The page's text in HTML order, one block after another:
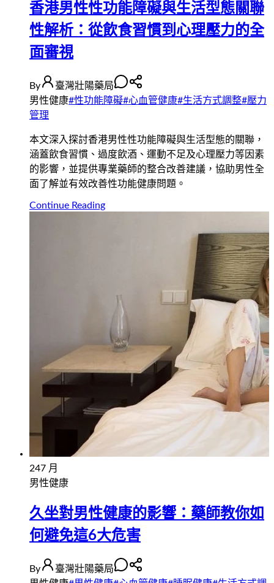
香港男性性功能障礙與生活型態關聯
性解析：從飲食習慣到心理壓力的全
面審視
By
臺灣壯陽藥局
男性健康#性功能障礙#心血管健康#生活方式調整#壓力
管理
本文深入探討香港男性性功能障礙與生活型態的關聯，
涵蓋飲食習慣、過度飲酒、運動不足及心理壓力等因素
的影響，並提供專業藥師的整合改善建議，協助男性全
面了解並有效改善性功能健康問題。
Continue Reading
247 月
男性健康
久坐對男性健康的影響：藥師教你如
何避免這6大危害
By
臺灣壯陽藥局